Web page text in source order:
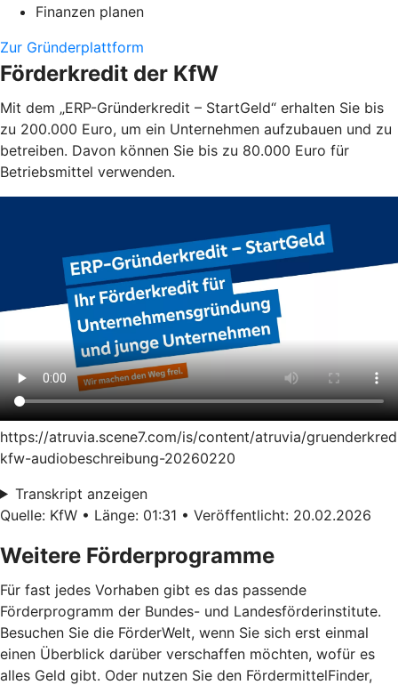
Finanzen planen
Zur Gründerplattform
Förderkredit der KfW
Mit dem „ERP-Gründerkredit – StartGeld“ erhalten Sie bis
zu 200.000 Euro, um ein Unternehmen aufzubauen und zu
betreiben. Davon können Sie bis zu 80.000 Euro für
Betriebsmittel verwenden.
https://atruvia.scene7.com/is/content/atruvia/
kfw-audiobeschreibung-20260220
Transkript anzeigen
Quelle: KfW • Länge: 01:31 • Veröffentlicht: 20.02.2026
Weitere Förderprogramme
Für fast jedes Vorhaben gibt es das passende
Förderprogramm der Bundes- und Landesförderinstitute.
Besuchen Sie die FörderWelt, wenn Sie sich erst einmal
einen Überblick darüber verschaffen möchten, wofür es
alles Geld gibt. Oder nutzen Sie den FördermittelFinder,